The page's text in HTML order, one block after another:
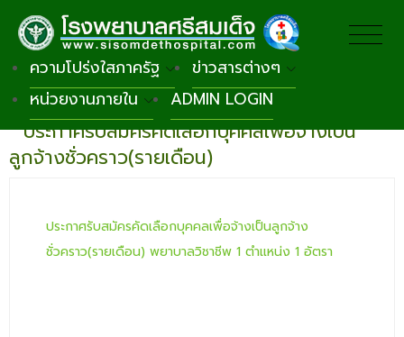
ความโปร่งใสภาครัฐ
ข่าวสารต่างๆ
หน่วยงานภายใน
ADMIN LOGIN
กลับหน้าหลัก
ประกาศรับสมัครคัดเลือกบุคคลเพื่อจ้างเป็น
ลูกจ้างชั่วคราว(รายเดือน)
ประกาศรับสมัครคัดเลือกบุคคลเพื่อจ้างเป็นลูกจ้าง
ชั่วคราว(รายเดือน) พยาบาลวิชาชีพ 1 ตำแหน่ง 1 อัตรา